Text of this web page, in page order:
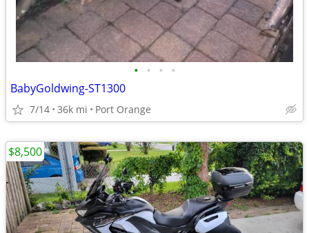
• • • •
BabyGoldwing-ST1300
7/14 36k mi Port Orange
$8,500